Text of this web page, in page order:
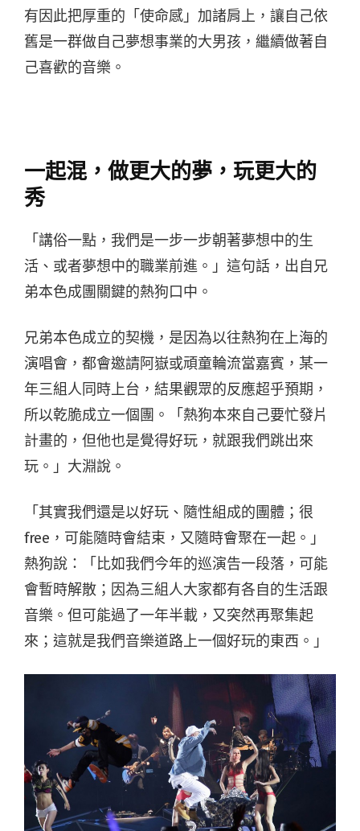
有因此把厚重的「使命感」加諸肩上，讓自己依
舊是一群做自己夢想事業的大男孩，繼續做著自
己喜歡的音樂。
一起混，做更大的夢，玩更大的
秀
「講俗一點，我們是一步一步朝著夢想中的生
活、或者夢想中的職業前進。」這句話，出自兄
弟本色成團關鍵的熱狗口中。
兄弟本色成立的契機，是因為以往熱狗在上海的
演唱會，都會邀請阿嶽或頑童輪流當嘉賓，某一
年三組人同時上台，結果觀眾的反應超乎預期，
所以乾脆成立一個團。「熱狗本來自己要忙發片
計畫的，但他也是覺得好玩，就跟我們跳出來
玩。」大淵說。
「其實我們還是以好玩、隨性組成的團體；很
free，可能隨時會結束，又隨時會聚在一起。」
熱狗說：「比如我們今年的巡演告一段落，可能
會暫時解散；因為三組人大家都有各自的生活跟
音樂。但可能過了一年半載，又突然再聚集起
來；這就是我們音樂道路上一個好玩的東西。」